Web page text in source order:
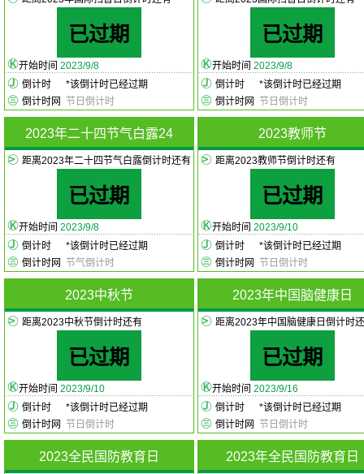
已过期
开始时间 2023/9/8
倒计时
*该倒计时已经过期
倒计时网
节日倒计时
已过期
开始时间 2023/9/8
倒计时
*该倒计时已经过期
倒计时网
节日倒计时
2023年二十四节气白露24
距离2023年二十四节气白露倒计时还有
已过期
开始时间 2023/9/8
倒计时
*该倒计时已经过期
倒计时网
节气倒计时
2023教师节
距离2023教师节倒计时还有
已过期
开始时间 2023/9/10
倒计时
*该倒计时已经过期
倒计时网
节日倒计时
2023中秋节
距离2023中秋节倒计时还有
已过期
开始时间 2023/9/10
倒计时
*该倒计时已经过期
倒计时网
节日倒计时
2023年中国脑健康日
距离2023年中国脑健康日倒计时
已过期
开始时间 2023/9/16
倒计时
*该倒计时已经过期
倒计时网
节日倒计时
2023全民国防教育日 2023年全民国防教育日